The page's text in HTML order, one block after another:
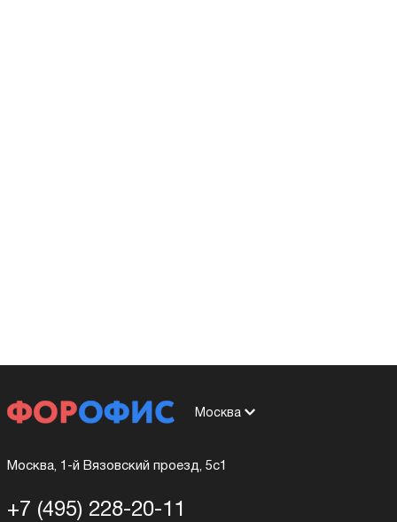
Москва
Москва, 1-й Вязовский проезд, 5с1
+7 (495) 228-20-11